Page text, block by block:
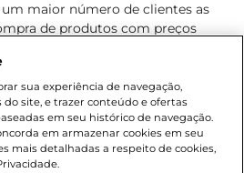
maior número de clientes as
de produtos com preços
e condições são exclusivos para
durante o dia de hoje, podendo
notificação. Proibida a venda
menores de 18 anos, conforme
II (Estatuto da Criança e do
exclusivos para o
sua experiência de navegação,
site, e trazer conteúdo e ofertas
em seu histórico de navegação.
em armazenar cookies em seu
mais detalhadas a respeito de cookies,